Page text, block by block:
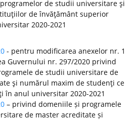
de studii universitare şi
de învăţământ superior
2020-2021
- pentru modificarea anexelor nr. 1
Guvernului nr. 297/2020 privind
de studii universitare de
şi numărul maxim de studenţi ce
în anul universitar 2020-2021
– privind domeniile și programele
de master acreditate și